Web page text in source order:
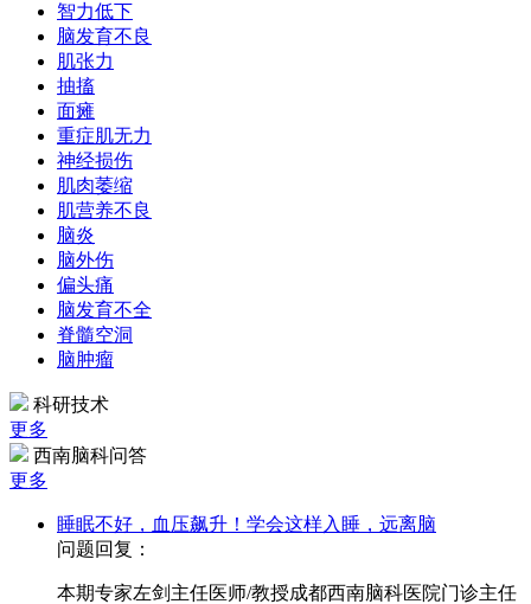
智力低下
脑发育不良
肌张力
抽搐
面瘫
重症肌无力
神经损伤
肌肉萎缩
肌营养不良
脑炎
脑外伤
偏头痛
脑发育不全
脊髓空洞
脑肿瘤
科研技术
更多
西南脑科问答
更多
睡眠不好，血压飙升！学会这样入睡，远离脑
问题回复：
本期专家左剑主任医师/教授成都西南脑科医院门诊主任